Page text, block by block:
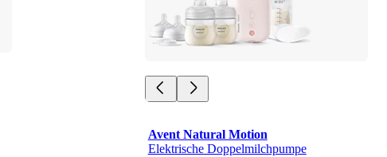
Avent Natural Motion
Elektrische Doppelmilchpumpe